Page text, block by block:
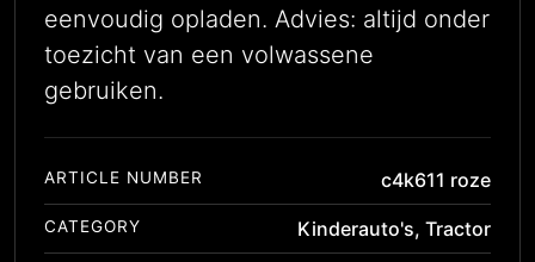
eenvoudig opladen. Advies: altijd onder
toezicht van een volwassene
gebruiken.
ARTICLE NUMBER c4k611 roze
CATEGORY Kinderauto's, Tractor